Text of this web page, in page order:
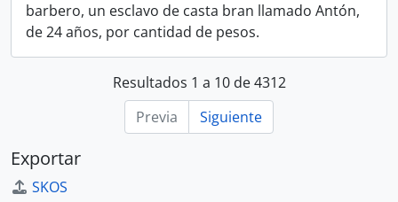
barbero, un esclavo de casta bran llamado Antón,
de 24 años, por cantidad de pesos.
Resultados 1 a 10 de 4312
Previa
Siguiente
Exportar
SKOS